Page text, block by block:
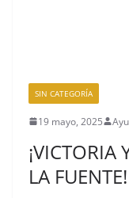
SIN CATEGORÍA
19 mayo, 2025
¡VICTORIA
LA FUENTE!